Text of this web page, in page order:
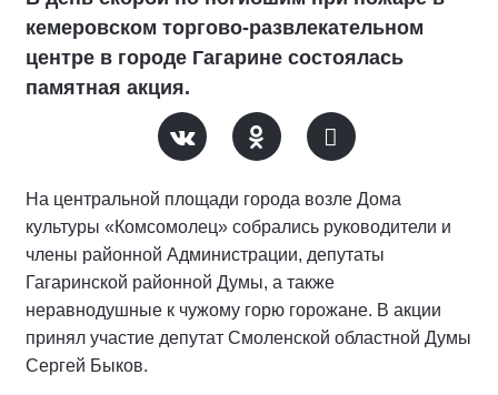
кемеровском торгово-развлекательном
центре в городе Гагарине состоялась
памятная акция.
На центральной площади города возле Дома
культуры «Комсомолец» собрались руководители и
члены районной Администрации, депутаты
Гагаринской районной Думы, а также
неравнодушные к чужому горю горожане. В акции
принял участие депутат Смоленской областной Думы
Сергей Быков.